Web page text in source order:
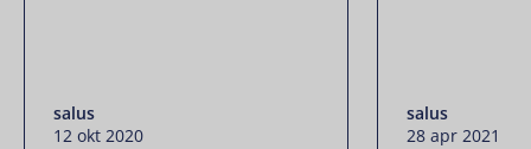
salus
12 okt 2020
salus
28 apr 2021